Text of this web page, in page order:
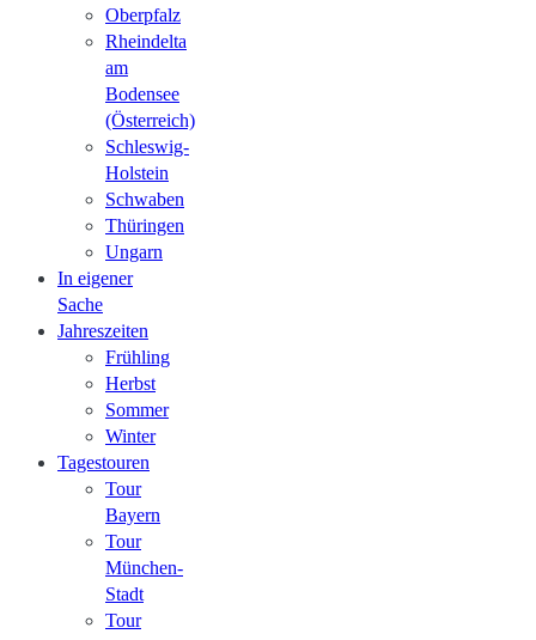
Oberpfalz
Rheindelta
am
Bodensee
(Österreich)
Schleswig-
Holstein
Schwaben
Thüringen
Ungarn
In eigener
Sache
Jahreszeiten
Frühling
Herbst
Sommer
Winter
Tagestouren
Tour
Bayern
Tour
München-
Stadt
Tour